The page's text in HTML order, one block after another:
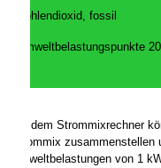
Kohlendioxid, fossil
Umweltbelastungspunkte
Mit dem Strommixrechner
Strommix
Umweltbelastungen von 1